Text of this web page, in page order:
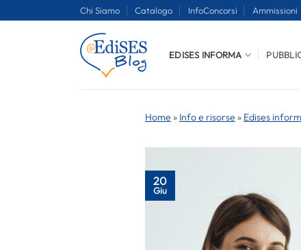
Chi Siamo Catalogo InfoConcorsi Ammissioni
EDISES INFORMA
Home » Info e risorse » Edises
20
Giu